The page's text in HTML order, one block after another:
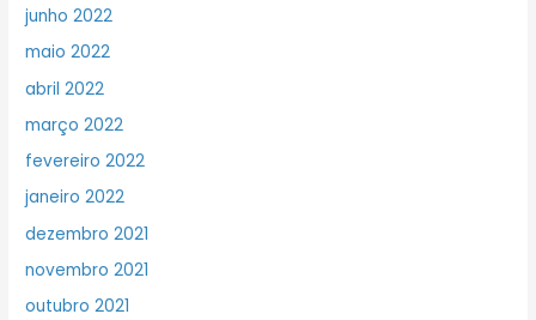
junho 2022
maio 2022
abril 2022
março 2022
fevereiro 2022
janeiro 2022
dezembro 2021
novembro 2021
outubro 2021